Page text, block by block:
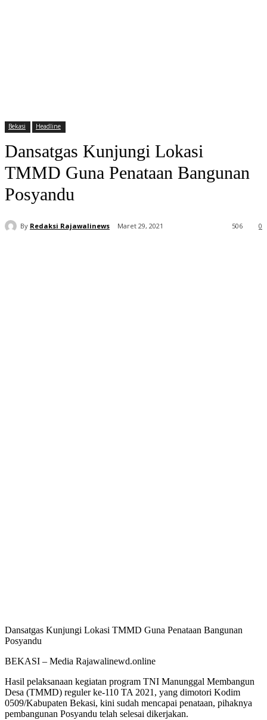
Bekasi Headline
Dansatgas Kunjungi Lokasi
TMMD Guna Penataan Bangunan
Posyandu
By Redaksi Rajawalinews Maret 29, 2021 0
506
Dansatgas Kunjungi Lokasi TMMD Guna Penataan Bangunan
Posyandu
BEKASI – Media Rajawalinewd.online
Hasil pelaksanaan kegiatan program TNI Manunggal Membangun
Desa (TMMD) reguler ke-110 TA 2021, yang dimotori Kodim
0509/Kabupaten Bekasi, kini sudah mencapai penataan, pihaknya
pembangunan Posyandu telah selesai dikerjakan.